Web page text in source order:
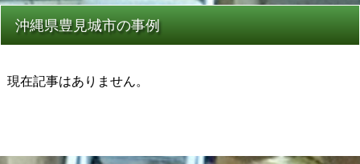
沖縄県豊見城市の事例
現在記事はありません。